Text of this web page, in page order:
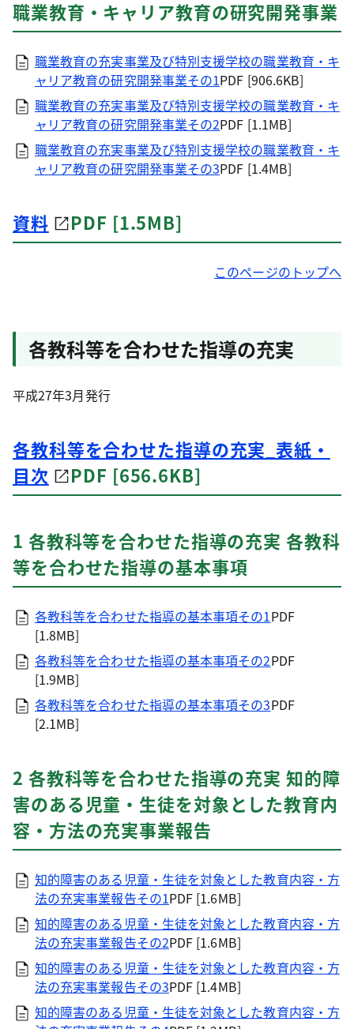
職業教育・キャリア教育の研究開発事業
職業教育の充実事業及び特別支援学校の職業教育・キ
ャリア教育の研究開発事業その1PDF [906.6KB]
職業教育の充実事業及び特別支援学校の職業教育・キ
ャリア教育の研究開発事業その2PDF [1.1MB]
職業教育の充実事業及び特別支援学校の職業教育・キ
ャリア教育の研究開発事業その3PDF [1.4MB]
資料 PDF [1.5MB]
このページのトップへ
各教科等を合わせた指導の充実
平成27年3月発行
各教科等を合わせた指導の充実_表紙・
目次
PDF [656.6KB]
1 各教科等を合わせた指導の充実 各教科
等を合わせた指導の基本事項
各教科等を合わせた指導の基本事項その1PDF
[1.8MB]
各教科等を合わせた指導の基本事項その2PDF
[1.9MB]
各教科等を合わせた指導の基本事項その3PDF
[2.1MB]
2 各教科等を合わせた指導の充実 知的障
害のある児童・生徒を対象とした教育内
容・方法の充実事業報告
知的障害のある児童・生徒を対象とした教育内容・方
法の充実事業報告その1PDF [1.6MB]
知的障害のある児童・生徒を対象とした教育内容・方
法の充実事業報告その2PDF [1.6MB]
知的障害のある児童・生徒を対象とした教育内容・方
法の充実事業報告その3PDF [1.4MB]
知的障害のある児童・生徒を対象とした教育内容・方